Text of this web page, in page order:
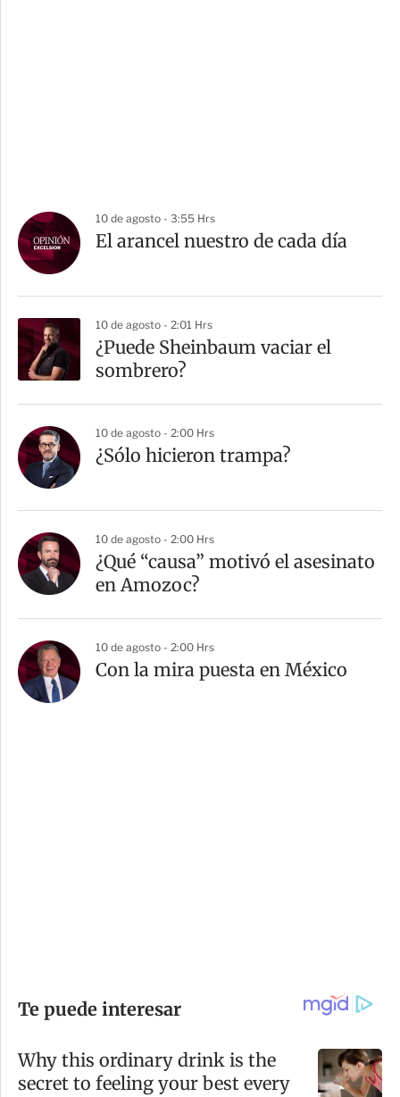
10 de agosto - 3:55 Hrs
El arancel nuestro de cada día
10 de agosto - 2:01 Hrs
¿Puede Sheinbaum vaciar el
sombrero?
10 de agosto - 2:00 Hrs
¿Sólo hicieron trampa?
10 de agosto - 2:00 Hrs
¿Qué “causa” motivó el asesinato
en Amozoc?
10 de agosto - 2:00 Hrs
Con la mira puesta en México